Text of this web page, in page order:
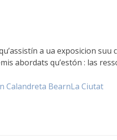
a ua exposicion
abordats qu’estón : las
Calandreta BearnLa Ciutat